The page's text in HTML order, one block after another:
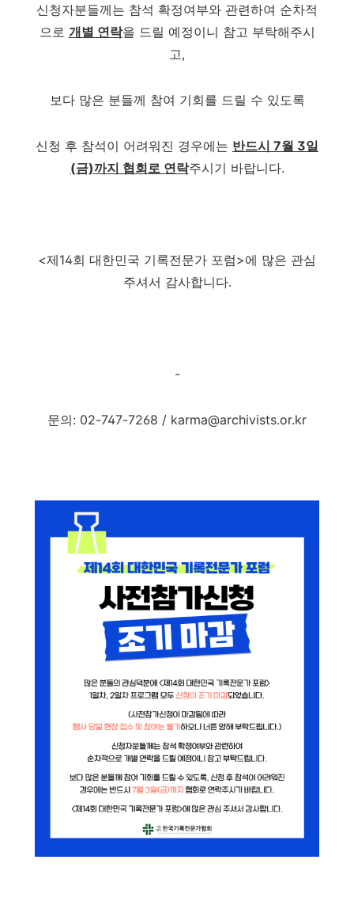
신청자분들께는 참석 확정여부와 관련하여 순차적
으로 개별 연락을 드릴 예정이니 참고 부탁해주시
고,
보다 많은 분들께 참여 기회를 드릴 수 있도록
신청 후 참석이 어려워진 경우에는 반드시 7월 3일
(금)까지 협회로 연락주시기 바랍니다.
<제14회 대한민국 기록전문가 포럼>에 많은 관심
주셔서 감사합니다.
-
문의: 02-747-7268 / karma@archivists.or.kr